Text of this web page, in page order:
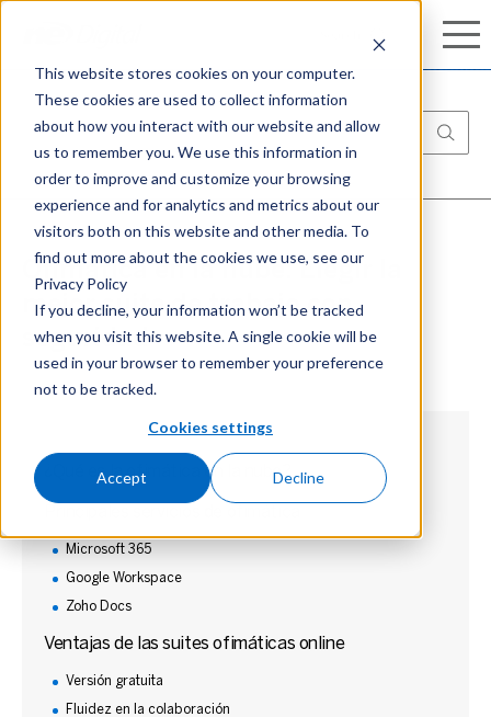
This website stores cookies on your computer.
These cookies are used to collect information
about how you interact with our website and allow
us to remember you. We use this information in
order to improve and customize your browsing
experience and for analytics and metrics about our
visitors both on this website and other media. To
find out more about the cookies we use, see our
Privacy Policy
If you decline, your information won’t be tracked
when you visit this website. A single cookie will be
used in your browser to remember your preference
not to be tracked.
Cookies settings
Accept Decline
Aprenda más
Ofimática en la nube: Elegir la
mejor suite de trabajo con
seguridad
¿Qué es la ofimática en la nube?
Microsoft 365
Google Workspace
Zoho Docs
Ventajas de las suites ofimáticas online
Versión gratuita
Fluidez en la colaboración